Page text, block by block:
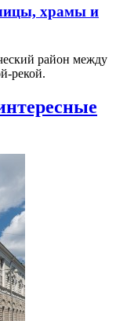
храмы и
район между
рекой.